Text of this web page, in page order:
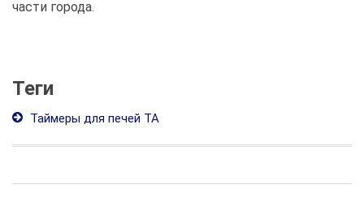
части города.
Теги
Таймеры для печей ТА